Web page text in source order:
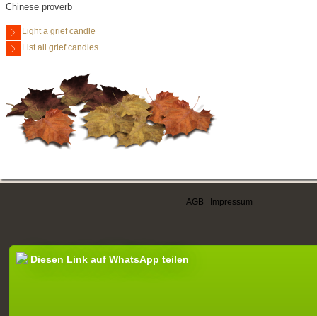
Chinese proverb
Light a grief candle
List all grief candles
AGB Impressum
Diesen Link auf WhatsApp teilen